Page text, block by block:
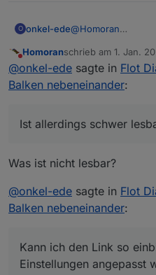
O onkel-ede@Homoran
Adresse und die
aus, wie es
Ist allerdings
Einstellungen
Nicht stören
Homoranschrieb am 1. Jan.
zuletzt editiert von
@onkel-ede sagte in Flot
Balken nebeneinander:
Ist allerdings schwer
Was ist nicht lesbar?
@onkel-ede sagte in Flot
Balken nebeneinander:
Kann ich den Link so
Einstellungen angepasst